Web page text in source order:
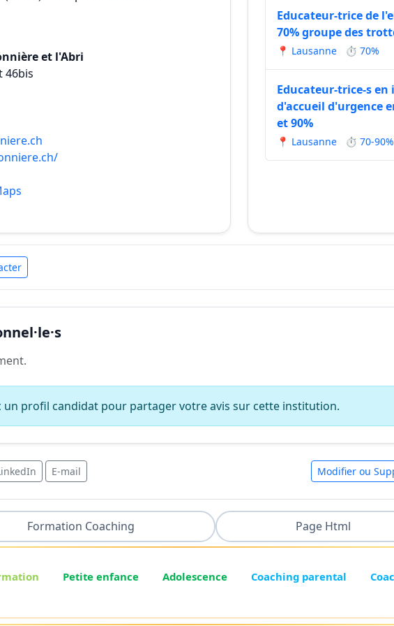
et l'Abri
46bis
Educateur-trice de
70% groupe des
📍 Lausanne ⏱ 70%
Educateur-trice-s
d'accueil d'urgence
et 90%
📍 Lausanne ⏱ 70-90%
un profil candidat pour partager votre avis sur cette institution.
E-mail Modifier ou
Formation Coaching Page Html
Petite enfance Adolescence Coaching parental